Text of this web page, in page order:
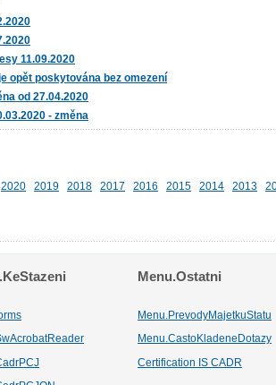
11.09.2020
opět poskytována bez omezení
od 27.04.2020
- změna
2020 2019 2018 2017 2016 2015 2014 2013
Menu.Ostatni
Menu.PrevodyMajetkuStatu
Menu.CastoKladeneDotazy
Certification IS CADR